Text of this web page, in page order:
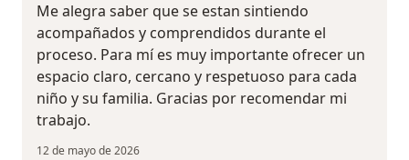
Me alegra saber que se estan sintiendo
acompañados y comprendidos durante el
proceso. Para mí es muy importante ofrecer un
espacio claro, cercano y respetuoso para cada
niño y su familia. Gracias por recomendar mi
trabajo.
12 de mayo de 2026